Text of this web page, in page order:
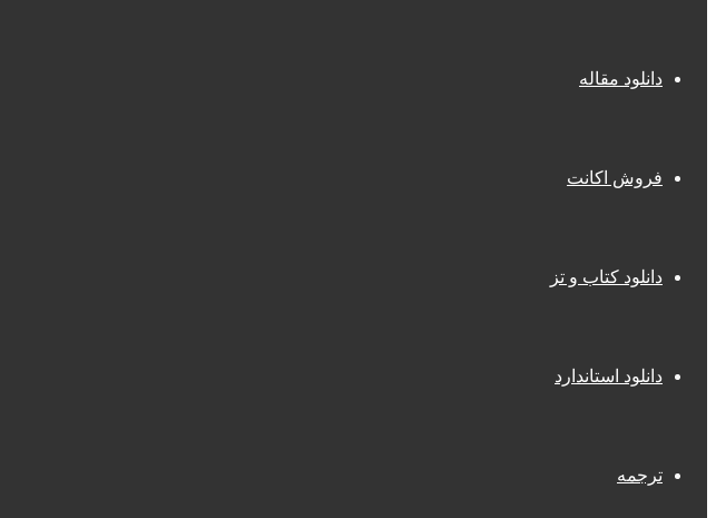
دانلود مقاله
فروش اکانت
دانلود کتاب و تز
دانلود استاندارد
ترجمه